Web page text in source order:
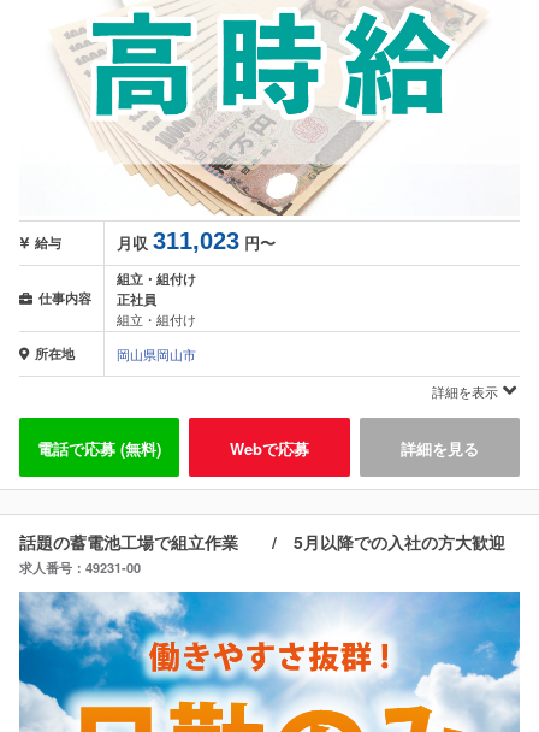
給与 月収 311,023 円〜
仕事内容
組立・組付け
正社員
組立・組付け
所在地
岡山県岡山市
詳細を表示
電話で応募 (無料) Webで応募 詳細を見る
話題の蓄電池工場で組立作業 / 5月以降での入社の方大歓迎
求人番号：49231-00